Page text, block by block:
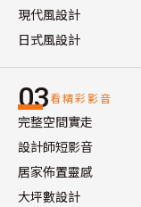
現代風設計
日式風設計
03看精彩影音
完整空間實走
設計師短影音
居家佈置靈感
大坪數設計